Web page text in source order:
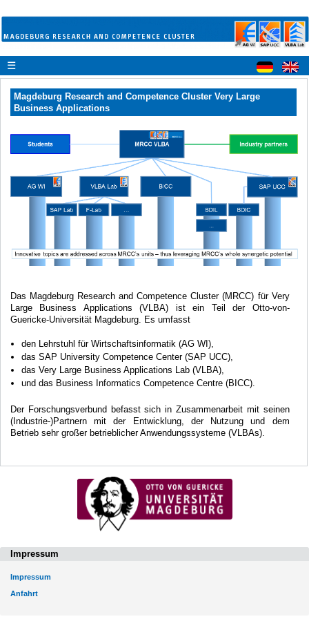
☰
Magdeburg Research and Competence Cluster Very Large
Business Applications
Das Magdeburg Research and Competence Cluster (MRCC) für Very
Large Business Applications (VLBA) ist ein Teil der Otto-von-
Guericke-Universität Magdeburg. Es umfasst
den Lehrstuhl für Wirtschaftsinformatik (AG WI),
das SAP University Competence Center (SAP UCC),
das Very Large Business Applications Lab (VLBA),
und das Business Informatics Competence Centre (BICC).
Der Forschungsverbund befasst sich in Zusammenarbeit mit seinen
(Industrie-)Partnern mit der Entwicklung, der Nutzung und dem
Betrieb sehr großer betrieblicher Anwendungssysteme (VLBAs).
Impressum
Impressum
Anfahrt